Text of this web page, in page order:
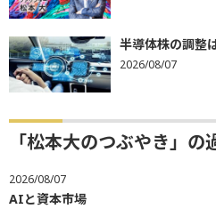
半導体株の調整
2026/08/07
「松本大のつぶやき」
2026/08/07
AIと資本市場